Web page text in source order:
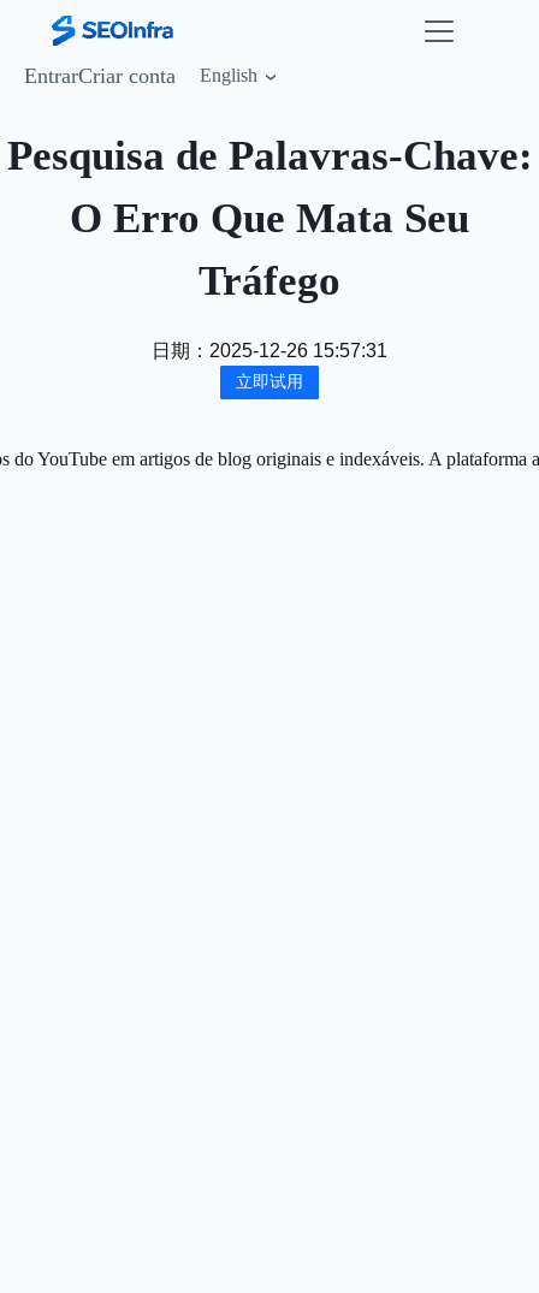
EntrarCriar conta English
Pesquisa de Palavras‑Chave:
O Erro Que Mata Seu
Tráfego
日期： 2025-12-26 15:57:31
立即试用
em artigos de blog originais e indexáveis. A